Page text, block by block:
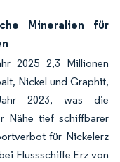
Mineralien für
2025 2,3 Millionen
Nickel und Graphit,
2023, was die
Nähe tief schiffbarer
für Nickelerz
Flussschiffe Erz von